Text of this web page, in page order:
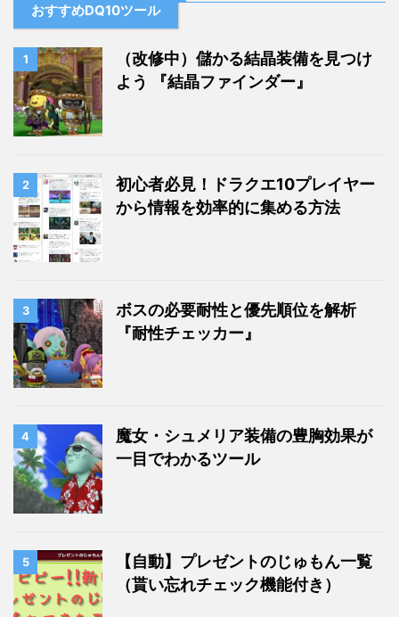
おすすめDQ10ツール
1
（改修中）儲かる結晶装備を見つけ
よう 『結晶ファインダー』
2
初心者必見！ドラクエ10プレイヤー
から情報を効率的に集める方法
3
ボスの必要耐性と優先順位を解析
『耐性チェッカー』
4
魔女・シュメリア装備の豊胸効果が
一目でわかるツール
5
【自動】プレゼントのじゅもん一覧
（貰い忘れチェック機能付き）